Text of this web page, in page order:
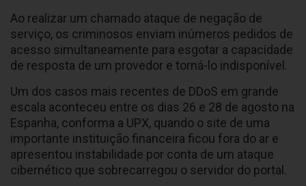
Ao realizar um chamado ataque de negação de
serviço, os criminosos enviam inúmeros pedidos de
acesso simultaneamente para esgotar a capacidade
de resposta de um provedor e torná-lo indisponível.
Um dos casos mais recentes de DDoS em grande
escala aconteceu entre os dias 26 e 28 de agosto na
Espanha, conforma a UPX, quando o site de uma
importante instituição financeira ficou fora do ar e
apresentou instabilidade por conta de um ataque
cibernético que sobrecarregou o servidor do portal.